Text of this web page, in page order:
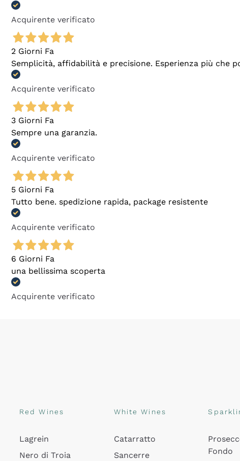
Acquirente verificato
2 Giorni Fa
Semplicità, affidabilità e precisione. Esperienza più che
Acquirente verificato
3 Giorni Fa
Sempre una garanzia.
Acquirente verificato
5 Giorni Fa
Tutto bene. spedizione rapida, package resistente
Acquirente verificato
6 Giorni Fa
una bellissima scoperta
Acquirente verificato
Red Wines
Lagrein
Nero di Troia
White Wines
Catarratto
Sancerre
Fondo